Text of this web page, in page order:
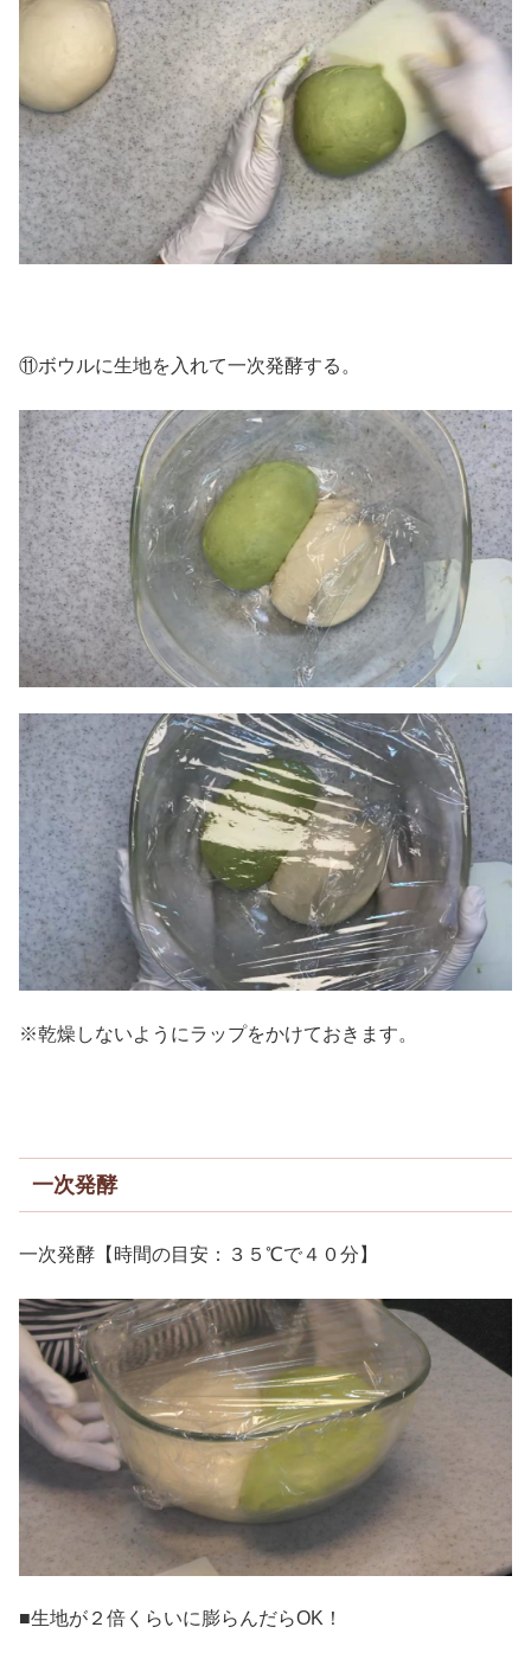
⑪ボウルに生地を入れて一次発酵する。
※乾燥しないようにラップをかけておきます。
一次発酵
一次発酵【時間の目安：３５℃で４０分】
■生地が２倍くらいに膨らんだらOK！